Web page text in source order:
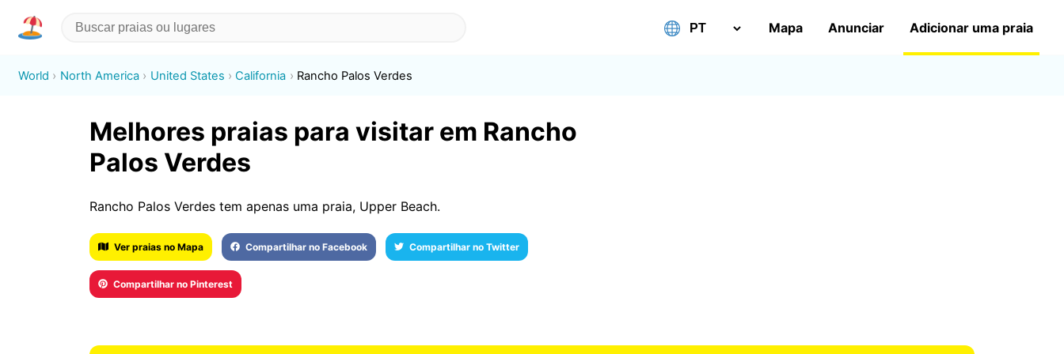
Mapa Anunciar Adicionar uma praia
World North America United States California Rancho Palos Verdes
Melhores praias para visitar em Rancho
Palos Verdes
Rancho Palos Verdes tem apenas uma praia, Upper Beach.
Ver praias no Mapa Compartilhar no Facebook Compartilhar no Twitter
Compartilhar no Pinterest